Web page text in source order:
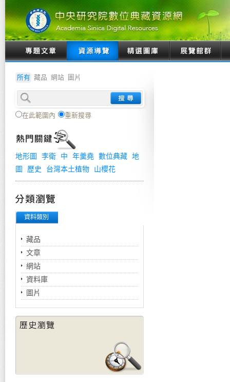
所有 藏品 網站 圖片
在此範圍內 重新搜尋
地形圖 李衛 中 年羹堯 數位典藏 地
圖
歷史 台灣本土植物 山櫻花
資料類別
藏品
文章
網站
資料庫
圖片